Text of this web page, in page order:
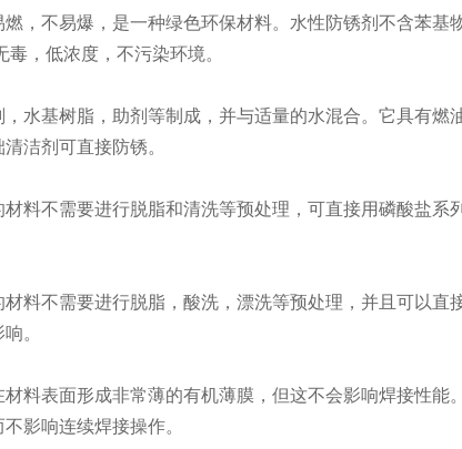
，不易爆，是一种绿色环保材料。水性防锈剂不含苯基
，低浓度，不污染环境。
基树脂，助剂等制成，并与适量的水混合。它具有燃
洁剂可直接防锈。
不需要进行脱脂和清洗等预处理，可直接用磷酸盐系
不需要进行脱脂，酸洗，漂洗等预处理，并且可以直
。
表面形成非常薄的有机薄膜，但这不会影响焊接性能
影响连续焊接操作。